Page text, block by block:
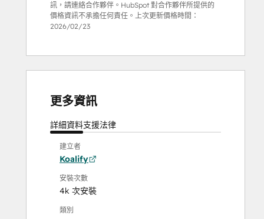
訊，請連絡合作夥伴。HubSpot 對合作夥伴所提供的
價格資訊不承擔任何責任。上次更新價格時間：
2026/02/23
更多資訊
詳細資料支援法律
建立者
Koalify
安裝次數
4k 次安裝
類別